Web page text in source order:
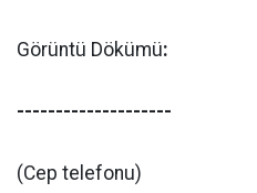
Görüntü Dökümü:
--------------------
(Cep telefonu)